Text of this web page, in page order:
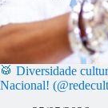
🥁 Diversidade
Nacional!